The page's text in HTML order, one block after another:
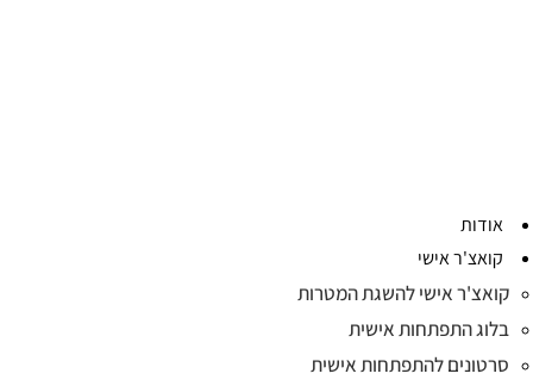
אודות
קואצ'ר אישי
קואצ'ר אישי להשגת המטרות
בלוג התפתחות אישית
סרטונים להתפתחות אישית